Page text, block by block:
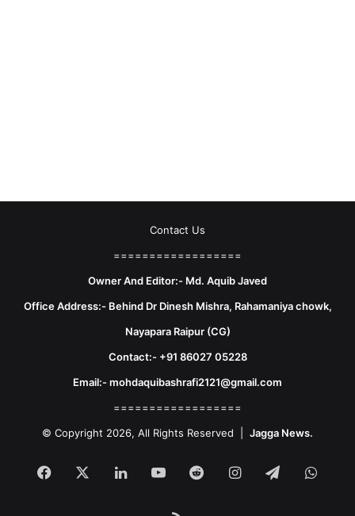
Contact Us
==================
Owner And Editor:- Md. Aquib Javed
Office Address:- Behind Dr Dinesh Mishra, Rahamaniya chowk,
Nayapara Raipur (CG)
Contact:- +91 86027 05228
Email:- mohdaquibashrafi2121@gmail.com
==================
© Copyright 2026, All Rights Reserved | Jagga News.
Facebook LinkedInYouTubeRedditInstagram
Telegram